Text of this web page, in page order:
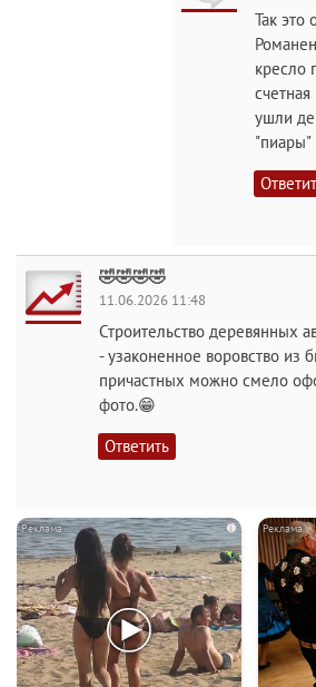
Так это
кресло
ушли
🤣🤣🤣🤣
11.06.2026 11:48
Строительство деревянных
- узаконенное воровство из
причастных можно смело
фото.😁
Ответить
i